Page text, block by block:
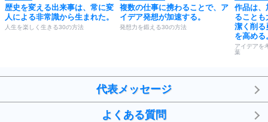
歴史を変える出来事は、常に変
人による非常識から生まれた。
人生を楽しく生きる30の方法
複数の仕事に携わることで、ア
イデア発想が加速する。
発想力を鍛える30の方法
作品は、
ることも
潔く削る
を高める
アイデアを
葉
代表メッセージ
よくある質問